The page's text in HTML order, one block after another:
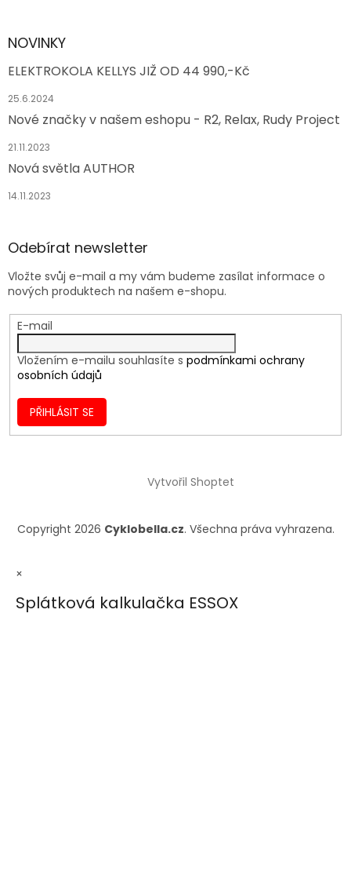
NOVINKY
ELEKTROKOLA KELLYS JIŽ OD 44 990,-Kč
25.6.2024
Nové značky v našem eshopu - R2, Relax, Rudy Project
21.11.2023
Nová světla AUTHOR
14.11.2023
Odebírat newsletter
Vložte svůj e-mail a my vám budeme zasílat informace o
nových produktech na našem e-shopu.
E-mail
Vložením e-mailu souhlasíte s podmínkami ochrany
osobních údajů
PŘIHLÁSIT SE
Vytvořil Shoptet
Copyright 2026 Cyklobella.cz. Všechna práva vyhrazena.
×
Splátková kalkulačka ESSOX